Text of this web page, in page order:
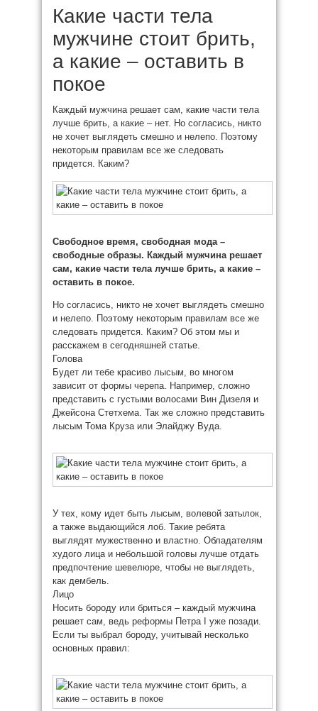
Какие части тела
мужчине стоит брить,
а какие – оставить в
покое
Каждый мужчина решает сам, какие части тела
лучше брить, а какие – нет. Но согласись, никто
не хочет выглядеть смешно и нелепо. Поэтому
некоторым правилам все же следовать
придется. Каким?
Свободное время, свободная мода –
свободные образы. Каждый мужчина решает
сам, какие части тела лучше брить, а какие –
оставить в покое.
Но согласись, никто не хочет выглядеть смешно
и нелепо. Поэтому некоторым правилам все же
следовать придется. Каким? Об этом мы и
расскажем в сегодняшней статье.
Голова
Будет ли тебе красиво лысым, во многом
зависит от формы черепа. Например, сложно
представить с густыми волосами Вин Дизеля и
Джейсона Стетхема. Так же сложно представить
лысым Тома Круза или Элайджу Вуда.
У тех, кому идет быть лысым, волевой затылок,
а также выдающийся лоб. Такие ребята
выглядят мужественно и властно. Обладателям
худого лица и небольшой головы лучше отдать
предпочтение шевелюре, чтобы не выглядеть,
как дембель.
Лицо
Носить бороду или бриться – каждый мужчина
решает сам, ведь реформы Петра I уже позади.
Если ты выбрал бороду, учитывай несколько
основных правил: